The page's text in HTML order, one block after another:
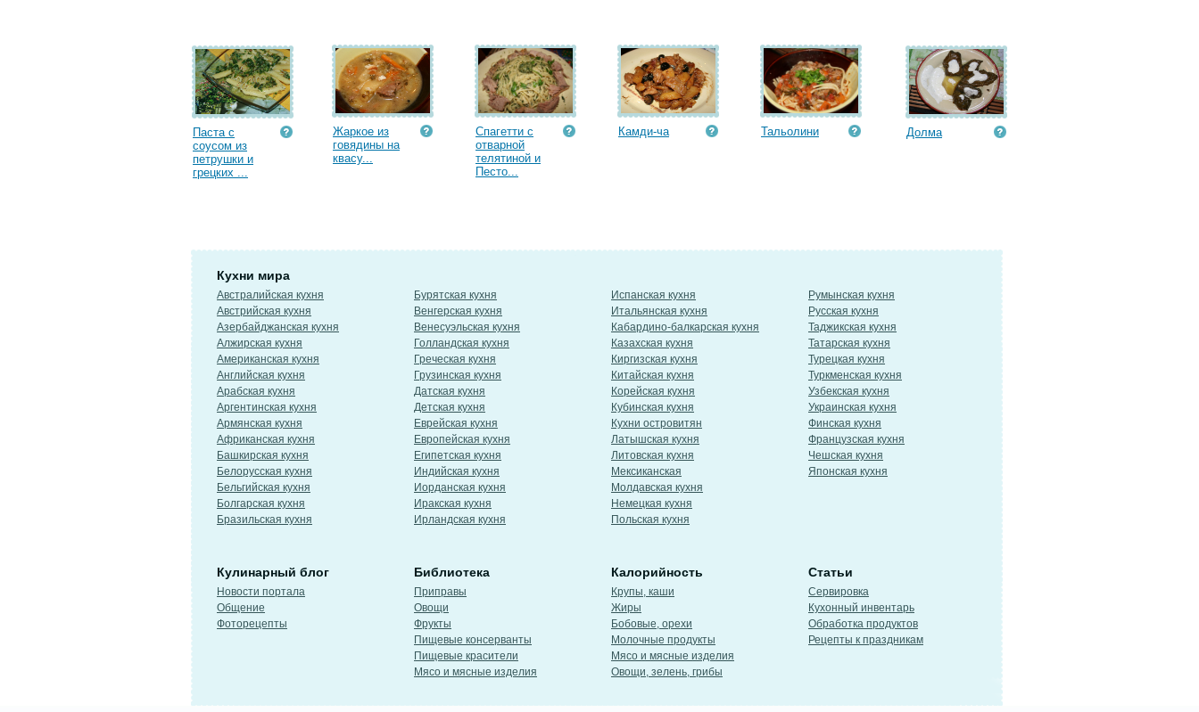
Паста с
соусом из
петрушки и
грецких ...
Жаркое из
говядины на
квасу...
Спагетти с
отварной
телятиной и
Песто...
Камди-ча Тальолини Долма
Кухни мира
Австралийская кухня
Австрийская кухня
Азербайджанская кухня
Алжирская кухня
Американская кухня
Английская кухня
Арабская кухня
Аргентинская кухня
Армянская кухня
Африканская кухня
Башкирская кухня
Белорусская кухня
Бельгийская кухня
Болгарская кухня
Бразильская кухня
Бурятская кухня
Венгерская кухня
Венесуэльская кухня
Голландская кухня
Греческая кухня
Грузинская кухня
Датская кухня
Детская кухня
Еврейская кухня
Европейская кухня
Египетская кухня
Индийская кухня
Иорданская кухня
Иракская кухня
Ирландская кухня
Испанская кухня
Итальянская кухня
Кабардино-балкарская кухня
Казахская кухня
Киргизская кухня
Китайская кухня
Корейская кухня
Кубинская кухня
Кухни островитян
Латышская кухня
Литовская кухня
Мексиканская
Молдавская кухня
Немецкая кухня
Польская кухня
Румынская кухня
Русская кухня
Таджикская кухня
Татарская кухня
Турецкая кухня
Туркменская кухня
Узбекская кухня
Украинская кухня
Финская кухня
Французская кухня
Чешская кухня
Японская кухня
Кулинарный блог
Новости портала
Общение
Фоторецепты
Библиотека
Приправы
Овощи
Фрукты
Пищевые консерванты
Пищевые красители
Мясо и мясные изделия
Калорийность
Крупы, каши
Жиры
Бобовые, орехи
Молочные продукты
Мясо и мясные изделия
Овощи, зелень, грибы
Статьи
Сервировка
Кухонный инвентарь
Обработка продуктов
Рецепты к праздникам